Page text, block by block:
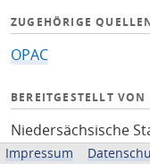
ZUGEHÖRIGE
OPAC
BEREITGESTELLT VON
Niedersächsische
Göttingen
Impressum